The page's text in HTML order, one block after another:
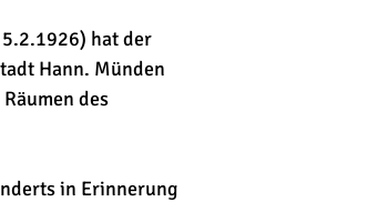
hat der
Hann. Münden
des
in Erinnerung